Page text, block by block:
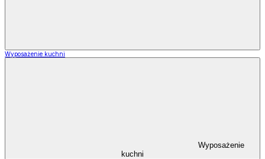
Wyposażenie kuchni
Wyposażenie
kuchni